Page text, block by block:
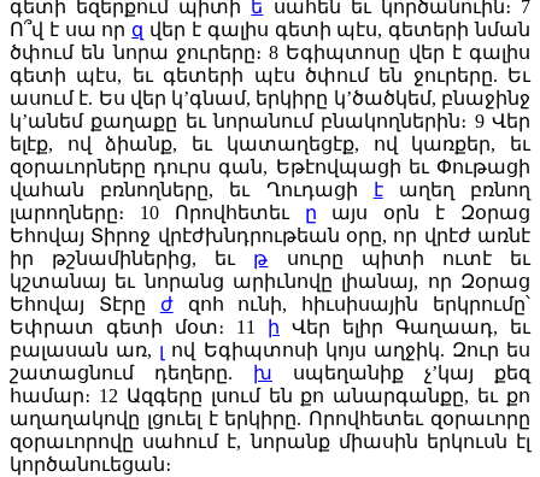
գետի եզերքում պիտի ե սահեն եւ կործանուին։ 7
Ո՞վ է սա որ զ վեր է գալիս գետի պէս, գետերի նման
ծփում են նորա ջուրերը։ 8 Եգիպտոսը վեր է գալիս
գետի պէս, եւ գետերի պէս ծփում են ջուրերը. Եւ
ասում է. Ես վեր կ’գնամ, երկիրը կ’ծածկեմ, բնաջինջ
կ’անեմ քաղաքը եւ նորանում բնակողներին։ 9 Վեր
ելէք, ով ձիանք, եւ կատաղեցէք, ով կառքեր, եւ
զօրաւորները դուրս գան, Եթէովպացի եւ Փութացի
վահան բռնողները, եւ Ղուդացի
է
աղեղ բռնող
լարողները։ 10 Որովհետեւ ը
այս օրն է Զօրաց
Եհովայ Տիրոջ վրէժխնդրութեան օրը, որ վրէժ առնէ
իր թշնամիներից, եւ թ
սուրը պիտի ուտէ եւ
կշտանայ եւ նորանց արիւնովը լիանայ, որ Զօրաց
Եհովայ Տէրը ժ
զոհ ունի, հիւսիսային երկրումը՝
Եփրատ գետի մօտ։ 11 ի
Վեր ելիր Գաղաադ, եւ
բալասան առ, լ ով Եգիպտոսի կոյս աղջիկ. Զուր ես
շատացնում դեղերը.
խ
սպեղանիք չ’կայ քեզ
համար։ 12 Ազգերը լսում են քո անարգանքը, եւ քո
աղաղակովը լցուել է երկիրը. Որովհետեւ զօրաւորը
զօրաւորովը սահում է, նորանք միասին երկուսն էլ
կործանուեցան։